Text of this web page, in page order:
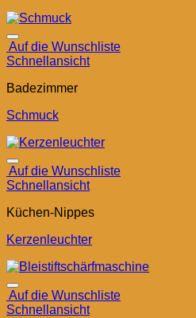
Auf die Wunschliste
Schnellansicht
Badezimmer
Schmuck
Auf die Wunschliste
Schnellansicht
Küchen-Nippes
Kerzenleuchter
Auf die Wunschliste
Schnellansicht